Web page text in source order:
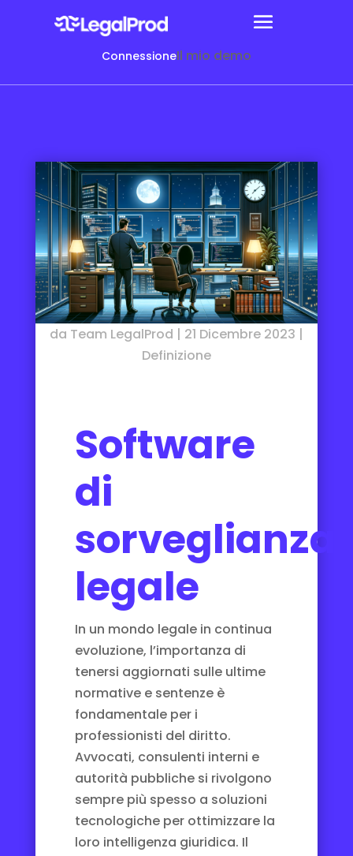
ConnessioneIl mio demo
da Team LegalProd | 21 Dicembre 2023 |
Definizione
Software
di
sorveglianza
legale
In un mondo legale in continua
evoluzione, l’importanza di
tenersi aggiornati sulle ultime
normative e sentenze è
fondamentale per i
professionisti del diritto.
Avvocati, consulenti interni e
autorità pubbliche si rivolgono
sempre più spesso a soluzioni
tecnologiche per ottimizzare la
loro intelligenza giuridica. Il